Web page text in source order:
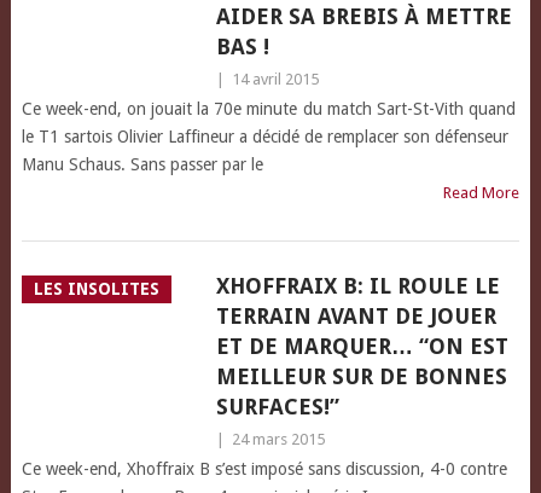
AIDER SA BREBIS À METTRE
BAS !
14 avril 2015
Ce week-end, on jouait la 70e minute du match Sart-St-Vith quand
le T1 sartois Olivier Laffineur a décidé de remplacer son défenseur
Manu Schaus. Sans passer par le
Read More
LES INSOLITES
XHOFFRAIX B: IL ROULE LE
TERRAIN AVANT DE JOUER
ET DE MARQUER… “ON EST
MEILLEUR SUR DE BONNES
SURFACES!”
24 mars 2015
Ce week-end, Xhoffraix B s’est imposé sans discussion, 4-0 contre